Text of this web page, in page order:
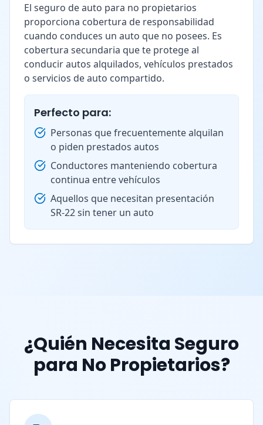
El seguro de auto para no propietarios
proporciona cobertura de responsabilidad
cuando conduces un auto que no posees. Es
cobertura secundaria que te protege al
conducir autos alquilados, vehículos prestados
o servicios de auto compartido.
Perfecto para:
Personas que frecuentemente alquilan
o piden prestados autos
Conductores manteniendo cobertura
continua entre vehículos
Aquellos que necesitan presentación
SR-22 sin tener un auto
¿Quién Necesita Seguro
para No Propietarios?